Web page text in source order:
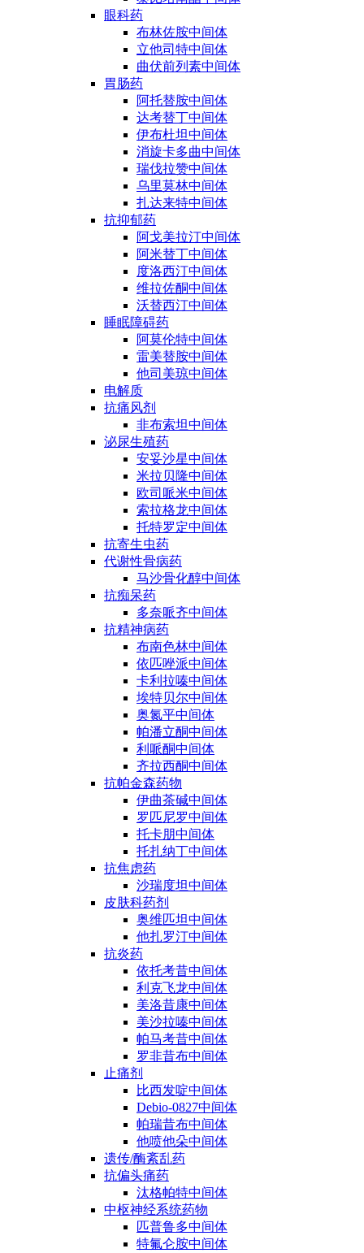
眼科药
布林佐胺中间体
立他司特中间体
曲伏前列素中间体
胃肠药
阿托替胺中间体
达考替丁中间体
伊布杜坦中间体
消旋卡多曲中间体
瑞伐拉赞中间体
乌里莫林中间体
扎达来特中间体
抗抑郁药
阿戈美拉汀中间体
阿米替丁中间体
度洛西汀中间体
维拉佐酮中间体
沃替西汀中间体
睡眠障碍药
阿莫伦特中间体
雷美替胺中间体
他司美琼中间体
电解质
抗痛风剂
非布索坦中间体
泌尿生殖药
安妥沙星中间体
米拉贝隆中间体
欧司哌米中间体
索拉格龙中间体
托特罗定中间体
抗寄生虫药
代谢性骨病药
马沙骨化醇中间体
抗痴呆药
多奈哌齐中间体
抗精神病药
布南色林中间体
依匹唑派中间体
卡利拉嗪中间体
埃特贝尔中间体
奥氮平中间体
帕潘立酮中间体
利哌酮中间体
齐拉西酮中间体
抗帕金森药物
伊曲茶碱中间体
罗匹尼罗中间体
托卡朋中间体
托扎纳丁中间体
抗焦虑药
沙瑞度坦中间体
皮肤科药剂
奥维匹坦中间体
他扎罗汀中间体
抗炎药
依托考昔中间体
利克飞龙中间体
美洛昔康中间体
美沙拉嗪中间体
帕马考昔中间体
罗非昔布中间体
止痛剂
比西发啶中间体
Debio-0827中间体
帕瑞昔布中间体
他喷他朵中间体
遗传/酶紊乱药
抗偏头痛药
汰格帕特中间体
中枢神经系统药物
匹普鲁多中间体
特氟仑胺中间体